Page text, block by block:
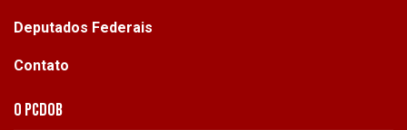
Deputados Federais
Contato
O PCdoB